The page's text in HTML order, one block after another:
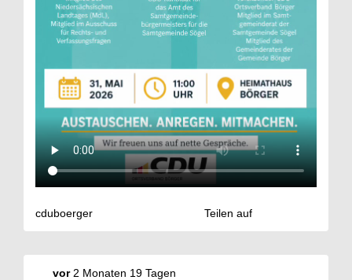
cduboerger Teilen auf
vor2 Monaten 19 Tagen